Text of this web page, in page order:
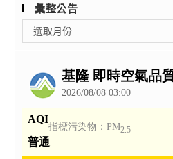
彙整公告
整
選取月份